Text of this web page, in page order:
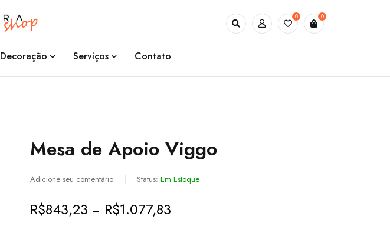
0 0
Decoração Serviços Contato
Mesa de Apoio Viggo
Adicione seu comentário Status: Em Estoque
R$843,23 – R$1.077,83